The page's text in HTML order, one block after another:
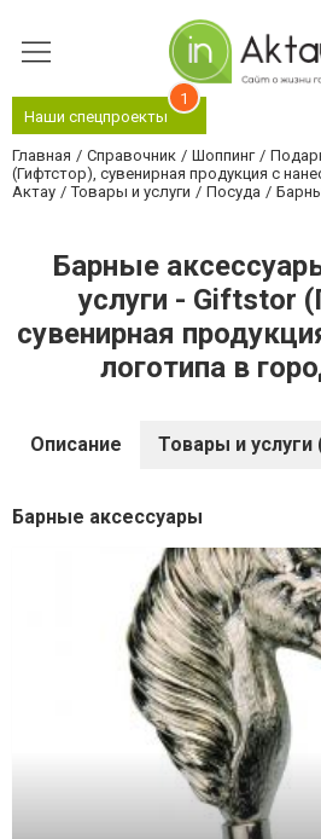
Наши спецпроекты
1
Главная Справочник Шоппинг
(Гифтстор), сувенирная продукция с
Актау
Товары и услуги Посуда
Барные
услуги - Giftstor
сувенирная
логотипа в
Описание Товары и услуги
Барные аксессуары